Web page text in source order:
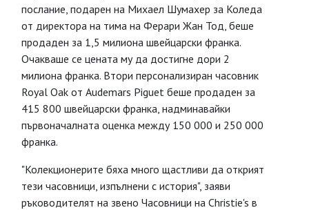
послание, подарен на Михаел Шумахер за Коледа
от директора на тима на Ферари Жан Тод, беше
продаден за 1,5 милиона швейцарски франка.
Очакваше се цената му да достигне дори 2
милиона франка. Втори персонализиран часовник
Royal Oak от Audemars Piguet беше продаден за
415 800 швейцарски франка, надминавайки
първоначалната оценка между 150 000 и 250 000
франка.
"Колекционерите бяха много щастливи да открият
тези часовници, изпълнени с история", заяви
ръководителят на звено Часовници на Christie's в